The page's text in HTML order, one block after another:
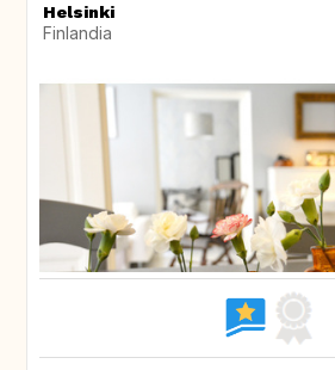
Helsinki
Finlandia